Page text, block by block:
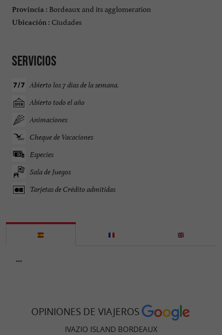
Provincia : Bordeaux and its agglomeration
Ubicación : Ciudades
Servicios
Abierto los 7 días de la semana.
Abierto todo el año
Animaciones
Cheque de Vacaciones
Especies
Sala de Juegos
Tarjetas de Crédito admitidas
...
OPINIONES DE VIAJEROS
IVAZIO ISLAND BORDEAUX